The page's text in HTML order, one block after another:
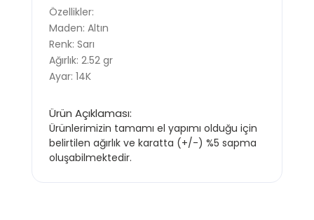
Özellikler:
Maden: Altın
Renk: Sarı
Ağırlık: 2.52 gr
Ayar: 14K
Ürün Açıklaması:
Ürünlerimizin tamamı el yapımı olduğu için
belirtilen ağırlık ve karatta (+/-) %5 sapma
oluşabilmektedir.